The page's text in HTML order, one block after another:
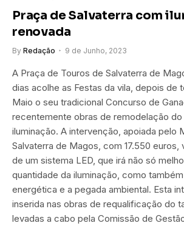
Praça de Salvaterra com
renovada
By Redação 9 de Junho, 2023
A Praça de Touros de Salvaterra de
dias acolhe as Festas da vila, depois de
Maio o seu tradicional Concurso de
recentemente obras de remodelação
iluminação. A intervenção, apoiada pelo
Salvaterra de Magos, com 17.550 euros,
de um sistema LED, que irá não só
quantidade da iluminação, como
energética e a pegada ambiental. Esta
inserida nas obras de requalificação do
levadas a cabo pela Comissão de